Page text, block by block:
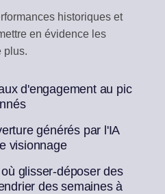
RECEPTION DES INTERACTIONS
aux commentaires sociaux
en une semaine de publications
historiques et
en évidence les
plus.
d'engagement au pic
générés par l'IA
visionnage
glisser-déposer des
des semaines à